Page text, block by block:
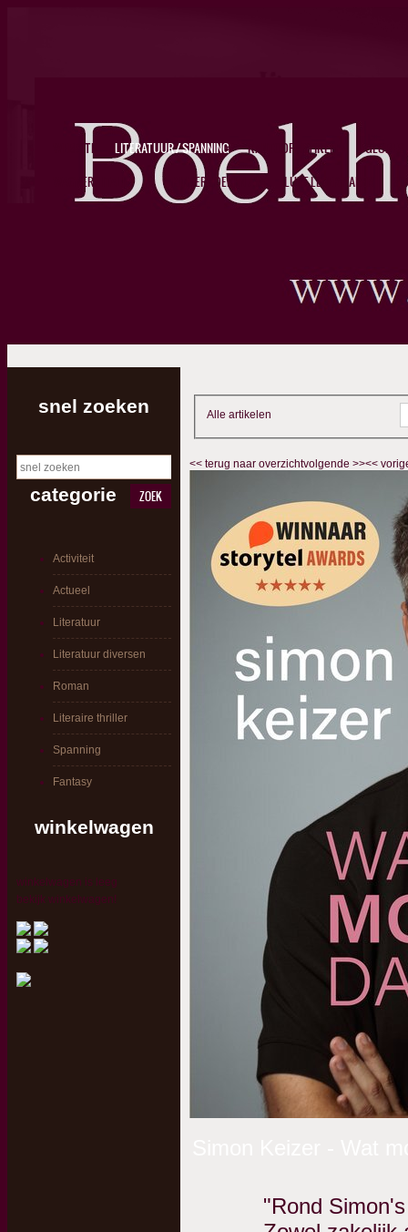
WEBSITE LITERATUUR / SPANNING KANTOORARTIKELEN
GLOBES
WAGNERS ITALIE
KINDERBOEKEN / YA LUXE LEDERWAREN
snel zoeken
ZOEK
categorie
Activiteit
Actueel
Literatuur
Literatuur diversen
Roman
Literaire thriller
Spanning
Fantasy
winkelwagen
winkelwagen is leeg
bekijk winkelwagen!
Alle artikelen
<< terug naar overzichtvolgende >><<
"Rond